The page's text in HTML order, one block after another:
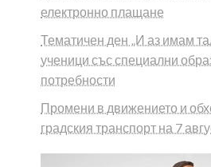
електронно плащане
Тематичен ден „И аз имам
ученици със специални
потребности
Промени в движението и
градския транспорт на 7